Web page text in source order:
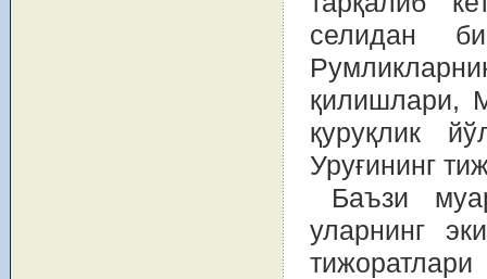
селидан
қилишлари,
қуруқлик
Уруғининг
Баъзи
уларнинг